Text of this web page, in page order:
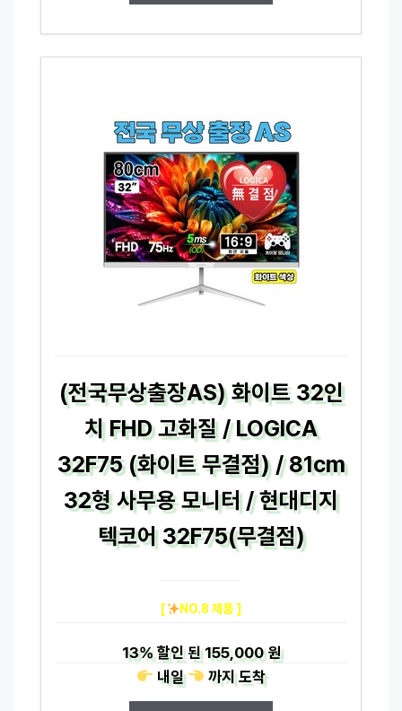
(전국무상출장AS) 화이트 32인
치 FHD 고화질 / LOGICA
32F75 (화이트 무결점) / 81cm
32형 사무용 모니터 / 현대디지
텍코어 32F75(무결점)
[ NO.8 제품 ]
13%할인 된155,000 원
내일
까지도착